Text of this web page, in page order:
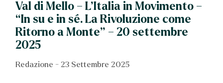
Val di Mello – L’Italia in Movimento –
“In su e in sé. La Rivoluzione come
Ritorno a Monte” – 20 settembre
2025
Redazione 23 Settembre 2025